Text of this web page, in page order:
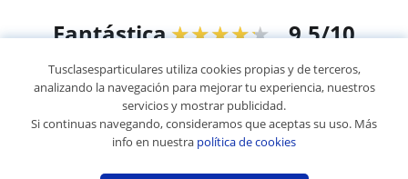
Fantástica★★★★★ 9,5/10
305915opiniones de alumnos
© 2007 - 2026 Tus clases particulares
Mapa web:Profesores particulares
Tusclasesparticulares utiliza cookies propias y de terceros,
analizando la navegación para mejorar tu experiencia, nuestros
servicios y mostrar publicidad.
Si continuas navegando, consideramos que aceptas su uso. Más
info en nuestra política de cookies